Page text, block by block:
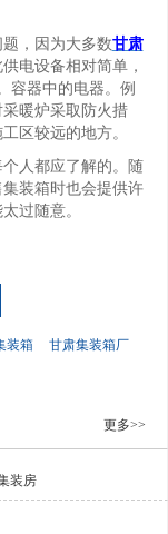
，因为大多数甘肃
电设备相对简单，
容器中的电器。例
暖炉采取防火措
区较远的地方。
人都应了解的。随
装箱时也会提供许
过随意。
装箱
甘肃集装箱厂
更多>>
装房